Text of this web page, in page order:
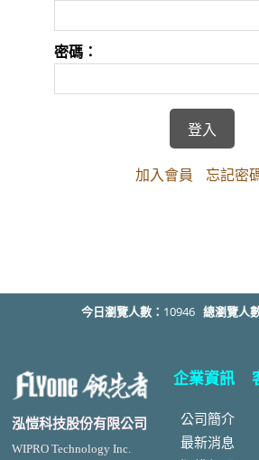
密碼：
加入會員 忘記密
今日瀏覽人數： 10946 總瀏覽人
泓愷科技股份有限公司
WIPRO Technology Inc.
企業資訊
公司簡介
最新消息